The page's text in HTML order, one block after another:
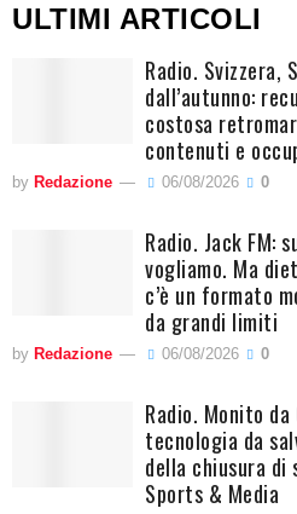
ULTIMI ARTICOLI
Radio. Svizzera,
dall’autunno:
costosa
contenuti e
by Redazione 06/08/2026 0
Radio. Jack FM:
vogliamo. Ma
c’è un formato
da grandi limiti
by Redazione 06/08/2026 0
Radio. Monito da
tecnologia da
della chiusura di
Sports & Media